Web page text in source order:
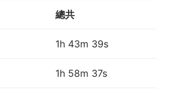
總共
1h 43m 39s
1h 58m 37s